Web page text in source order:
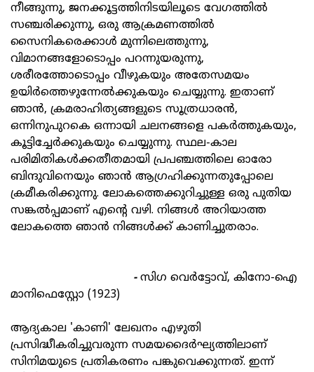
നീങ്ങുന്നു, ജനക്കൂട്ടത്തിനിടയിലൂടെ വേഗത്തിൽ
സഞ്ചരിക്കുന്നു, ഒരു ആക്രമണത്തിൽ
സൈനികരെക്കാൾ മുന്നിലെത്തുന്നു,
വിമാനങ്ങളോടൊപ്പം പറന്നുയരുന്നു,
ശരീരത്തോടൊപ്പം വീഴുകയും അതേസമയം
ഉയിർത്തെഴുന്നേൽക്കുകയും ചെയ്യുന്നു. ഇതാണ്
ഞാൻ, ക്രമരാഹിത്യങ്ങളുടെ സൂത്രധാരൻ,
ഒന്നിനുപുറകെ ഒന്നായി ചലനങ്ങളെ പകർത്തുകയും,
കൂട്ടിച്ചേർക്കുകയും ചെയ്യുന്നു. സ്ഥല-കാല
പരിമിതികൾക്കതീതമായി പ്രപഞ്ചത്തിലെ ഓരോ
ബിന്ദുവിനെയും ഞാൻ ആഗ്രഹിക്കുന്നതുപ്പോലെ
ക്രമീകരിക്കുന്നു. ലോകത്തെക്കുറിച്ചുള്ള ഒരു പുതിയ
സങ്കൽപ്പമാണ് എന്റെ വഴി. നിങ്ങൾ അറിയാത്ത
ലോകത്തെ ഞാൻ നിങ്ങൾക്ക് കാണിച്ചുതരാം.
-സിഗ വെർട്ടോവ്, കിനോ-ഐ
മാനിഫെസ്റ്റോ (1923)
ആദ്യകാല 'കാണി' ലേഖനം എഴുതി
പ്രസിദ്ധീകരിച്ചുവരുന്ന സമയദൈർഘ്യത്തിലാണ്
സിനിമയുടെ പ്രതികരണം പങ്കുവെക്കുന്നത്. ഇന്ന്